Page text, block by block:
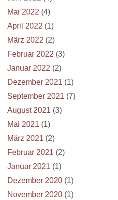
Mai 2022 (4)
April 2022 (1)
März 2022 (2)
Februar 2022 (3)
Januar 2022 (2)
Dezember 2021 (1)
September 2021 (7)
August 2021 (3)
Mai 2021 (1)
März 2021 (2)
Februar 2021 (2)
Januar 2021 (1)
Dezember 2020 (1)
November 2020 (1)